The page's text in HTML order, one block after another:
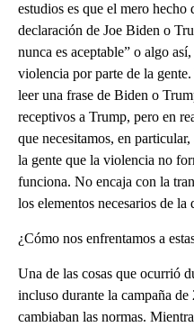
estudios es que el mero hecho
declaración de Joe Biden o
nunca es aceptable” o algo
violencia por parte de la
leer una frase de Biden o
receptivos a Trump, pero en
que necesitamos, en
la gente que la violencia no
funciona. No encaja con la
los elementos necesarios de la
¿Cómo nos enfrentamos a
Una de las cosas que ocurrió
incluso durante la campaña
cambiaban las normas.